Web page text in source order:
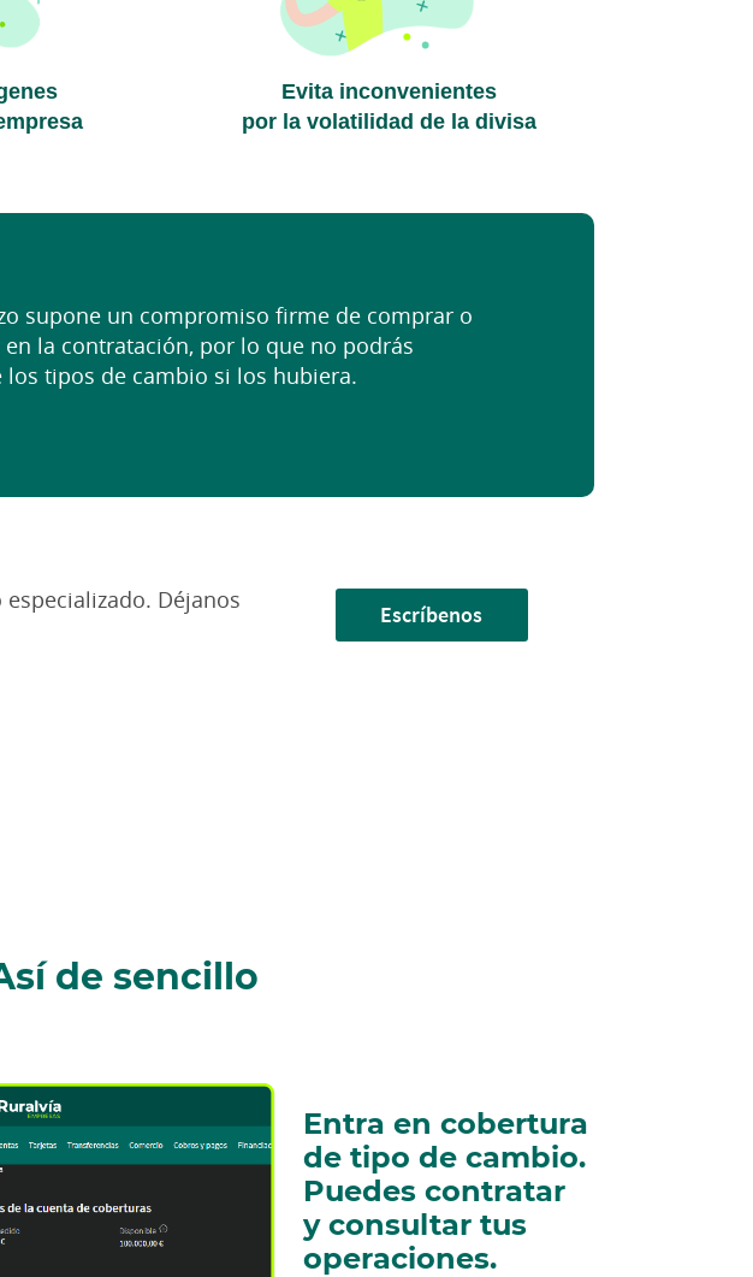
Evita inconvenientes
por la volatilidad de la divisa
supone un compromiso firme de comprar o
la contratación, por lo que no podrás
tipos de cambio si los hubiera.
Déjanos
Escríbenos
de sencillo
Entra en cobertura
de tipo de cambio.
Puedes contratar
y consultar tus
operaciones.